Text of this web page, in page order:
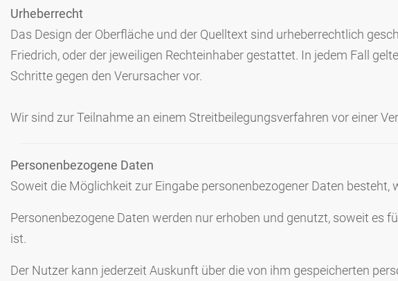
Urheberrecht
Das Design der Oberfläche und der Quelltext sind urheberrechtlich
Friedrich, oder der jeweiligen Rechteinhaber gestattet. In jedem Fall
Schritte gegen den Verursacher vor.
Wir sind zur Teilnahme an einem Streitbeilegungsverfahren vor einer
Personenbezogene Daten
Soweit die Möglichkeit zur Eingabe personenbezogener Daten
Personenbezogene Daten werden nur erhoben und genutzt, soweit
ist.
Der Nutzer kann jederzeit Auskunft über die von ihm gespeicherten